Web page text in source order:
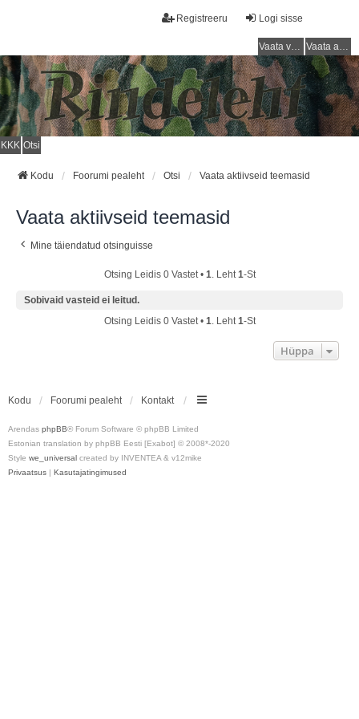
Logi sisse
Registreeru
Vaata vastamata teemasi Vaata aktiivseid teemasid
KKK Otsi
Kodu Foorumi pealeht Otsi Vaata aktiivseid teemasid
Vaata aktiivseid teemasid
Mine täiendatud otsinguisse
Otsing Leidis 0 Vastet • 1. Leht1-st
Sobivaid vasteid ei leitud.
Otsing Leidis 0 Vastet • 1. Leht1-st
Hüppa
Kodu Foorumi pealeht Kontakt
Arendas phpBB® Forum Software © phpBB Limited
Estonian translation by phpBB Eesti [Exabot] © 2008*-2020
Style we_universal created by INVENTEA & v12mike
Privaatsus | Kasutajatingimused